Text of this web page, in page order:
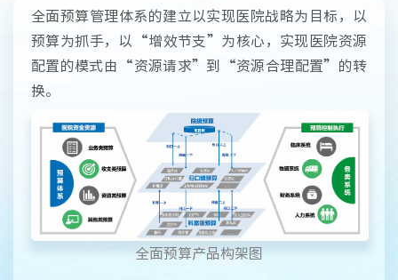
全面预算管理体系的建立以实现医院战略为目标，以
预算为抓手，以“增效节支”为核心，实现医院资源
配置的模式由“资源请求”到“资源合理配置”的转
换。
全面预算产品构架图